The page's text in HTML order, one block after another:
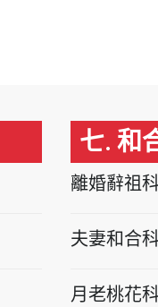
七. 和
離婚辭祖
夫妻和合
月老桃花